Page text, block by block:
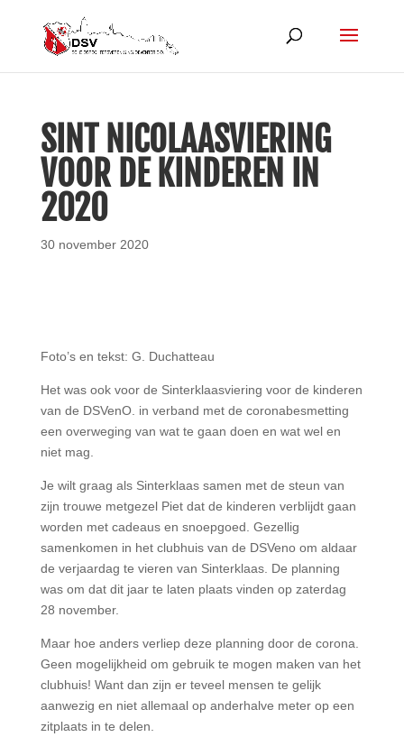
SINT NICOLAASVIERING
VOOR DE KINDEREN IN
2020
30 november 2020
Foto’s en tekst: G. Duchatteau
Het was ook voor de Sinterklaasviering voor de kinderen
van de DSVenO. in verband met de coronabesmetting
een overweging van wat te gaan doen en wat wel en
niet mag.
Je wilt graag als Sinterklaas samen met de steun van
zijn trouwe metgezel Piet dat de kinderen verblijdt gaan
worden met cadeaus en snoepgoed. Gezellig
samenkomen in het clubhuis van de DSVeno om aldaar
de verjaardag te vieren van Sinterklaas. De planning
was om dat dit jaar te laten plaats vinden op zaterdag
28 november.
Maar hoe anders verliep deze planning door de corona.
Geen mogelijkheid om gebruik te mogen maken van het
clubhuis! Want dan zijn er teveel mensen te gelijk
aanwezig en niet allemaal op anderhalve meter op een
zitplaats in te delen.